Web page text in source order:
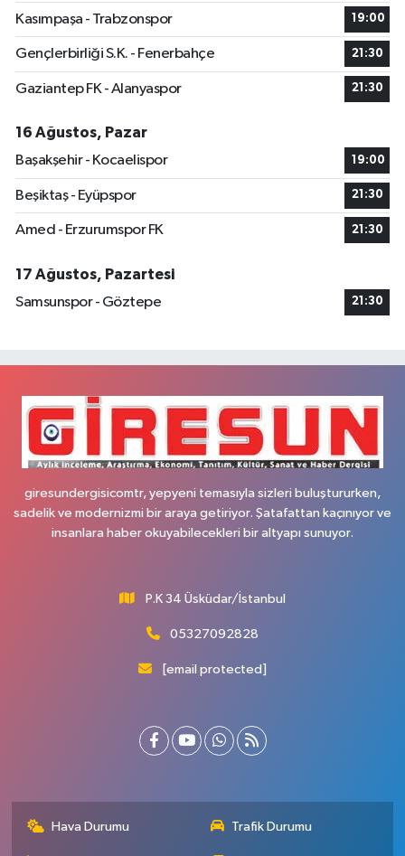
Kasımpaşa - Trabzonspor 19:00
Gençlerbirliği S.K. - Fenerbahçe 21:30
Gaziantep FK - Alanyaspor 21:30
16 Ağustos, Pazar
Başakşehir - Kocaelispor
19:00
Beşiktaş - Eyüpspor 21:30
Amed - Erzurumspor FK 21:30
17 Ağustos, Pazartesi
Samsunspor - Göztepe
21:30
giresundergisicomtr, yepyeni temasıyla sizleri buluştururken,
sadelik ve modernizmi bir araya getiriyor. Şatafattan kaçınıyor ve
insanlara haber okuyabilecekleri bir altyapı sunuyor.
P.K 34 Üsküdar/İstanbul
05327092828
[email protected]
Hava Durumu Trafik Durumu